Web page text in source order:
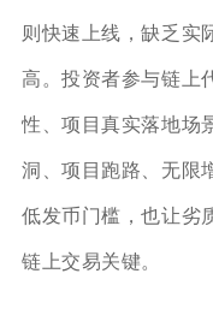
则快速上线，缺乏实
高。投资者参与链上
性、项目真实落地场
洞、项目跑路、无限
低发币门槛，也让劣
链上交易关键。